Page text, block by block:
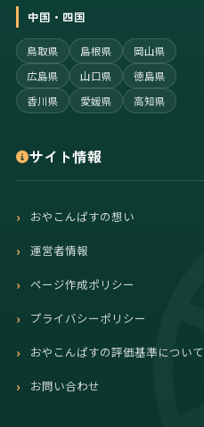
中国・四国
鳥取県 島根県
岡山県
広島県
山口県
徳島県
香川県
愛媛県 高知県
サイト情報
おやこんぱすの想い
運営者情報
ページ作成ポリシー
プライバシーポリシー
おやこんぱすの評価基準について
お問い合わせ